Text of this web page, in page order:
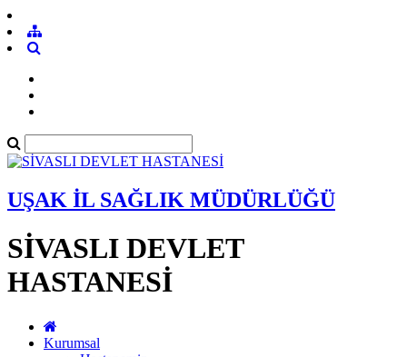
UŞAK İL SAĞLIK MÜDÜRLÜĞÜ
SİVASLI DEVLET
HASTANESİ
Kurumsal